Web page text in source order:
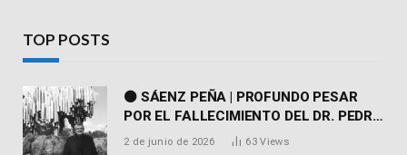
TOP POSTS
⚫ SÁENZ PEÑA | PROFUNDO PESAR
POR EL FALLECIMIENTO DEL DR. PEDRO
MARTORELL
2 de junio de 2026 63Views